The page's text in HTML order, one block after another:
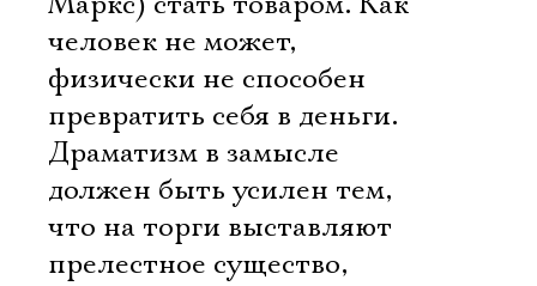
человек не может,
физически не способен
превратить себя в деньги.
Драматизм в замысле
должен быть усилен тем,
что на торги выставляют
прелестное существо,